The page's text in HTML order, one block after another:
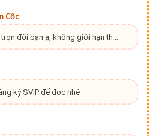
Cốc
đời bạn ạ, không giới hạn th...
ký SVIP để đọc nhé